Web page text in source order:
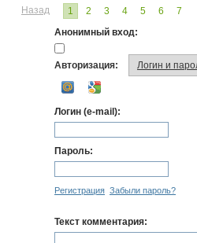
Назад 1 2 3 4 5 6 7
Анонимный вход:
Авторизация: Логин и
Логин (e-mail):
Пароль:
Регистрация Забыли пароль?
Текст комментария: